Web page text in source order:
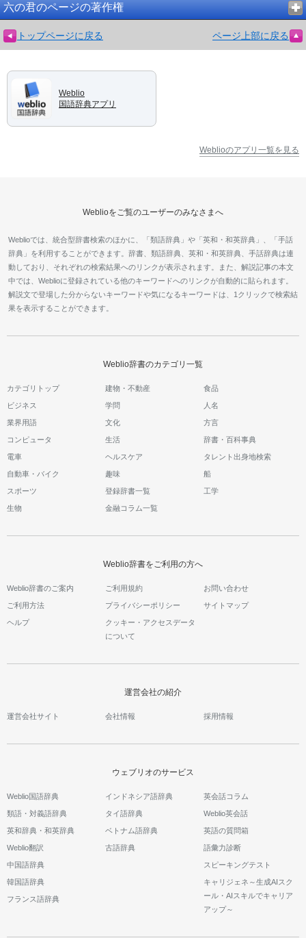
六の君のページの著作権
トップページに戻る ページ上部に戻る
Weblio
国語辞典アプリ
Weblioのアプリ一覧を見る
Weblioをご覧のユーザーのみなさまへ
Weblioでは、統合型辞書検索のほかに、「類語辞典」や「英和・和英辞典」、「手話
辞典」を利用することができます。辞書、類語辞典、英和・和英辞典、手話辞典は連
動しており、それぞれの検索結果へのリンクが表示されます。また、解説記事の本文
中では、Weblioに登録されている他のキーワードへのリンクが自動的に貼られます。
解説文で登場した分からないキーワードや気になるキーワードは、1クリックで検索結
果を表示することができます。
Weblio辞書のカテゴリ一覧
カテゴリトップ 建物・不動産 食品
ビジネス 学問 人名
業界用語 文化 方言
コンピュータ 生活 辞書・百科事典
電車 ヘルスケア タレント出身地検索
自動車・バイク 趣味 船
スポーツ 登録辞書一覧 工学
生物 金融コラム一覧
Weblio辞書をご利用の方へ
Weblio辞書のご案内 ご利用規約 お問い合わせ
ご利用方法 プライバシーポリシー サイトマップ
ヘルプ
クッキー・アクセスデータ
について
運営会社の紹介
運営会社サイト 会社情報 採用情報
ウェブリオのサービス
Weblio国語辞典
類語・対義語辞典
英和辞典・和英辞典
Weblio翻訳
中国語辞典
韓国語辞典
フランス語辞典
インドネシア語辞典
タイ語辞典
ベトナム語辞典
古語辞典
英会話コラム
Weblio英会話
英語の質問箱
語彙力診断
スピーキングテスト
キャリジェネ～生成AIスク
ール・AIスキルでキャリア
アップ～